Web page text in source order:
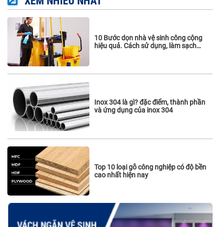
10 Bước dọn nhà vệ sinh công cộng
hiệu quả. Cách sử dụng, làm sạch
Inox 304 là gì? đặc điểm, thành phần
và ứng dụng của inox 304
Top 10 loại gỗ công nghiệp có độ bền
cao nhất hiện nay